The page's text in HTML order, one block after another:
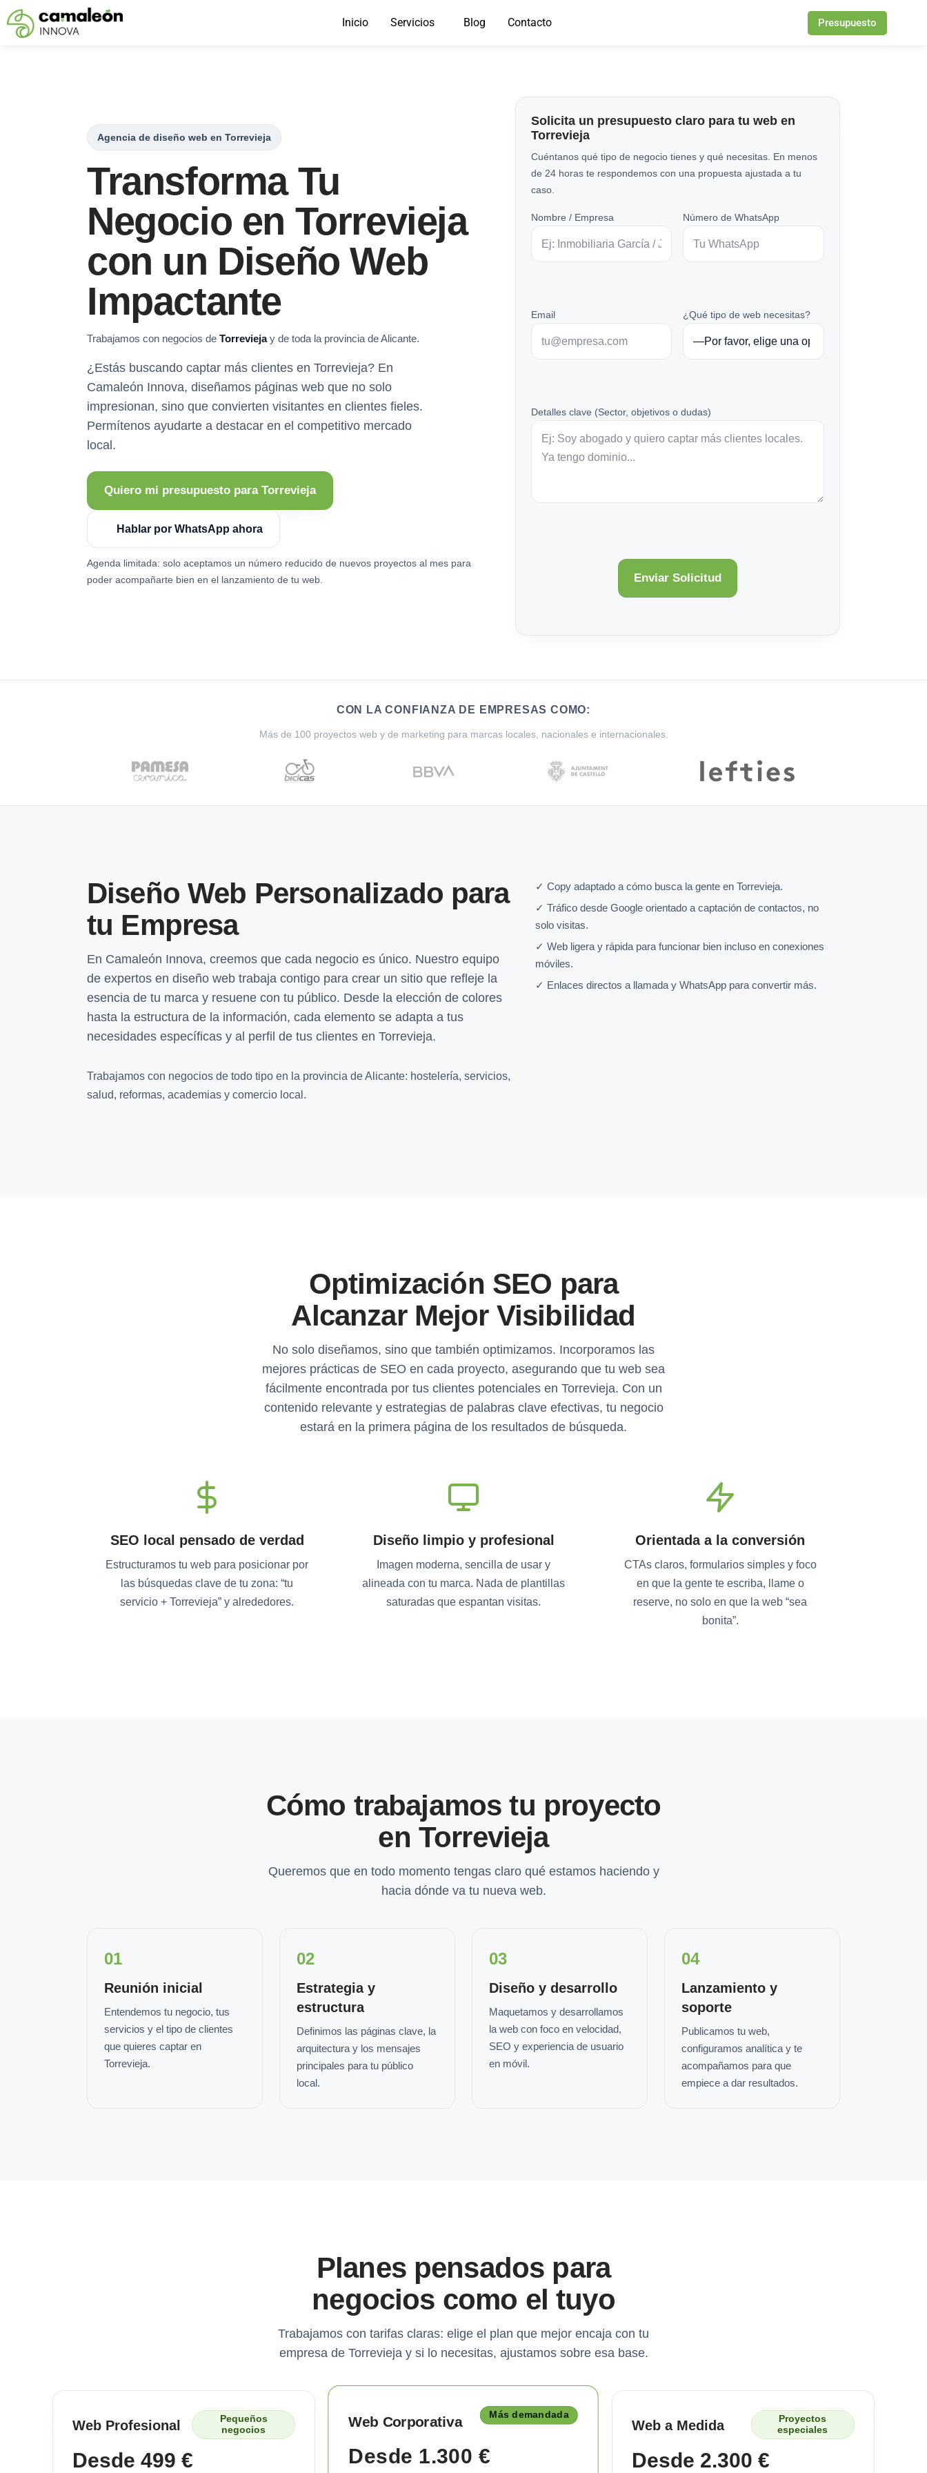
Saltar
Inicio Servicios Blog Contacto Presupuesto
Agencia de diseño web en Torrevieja
Transforma Tu
Negocio en Torrevieja
con un Diseño Web
Impactante
Trabajamos con negocios de Torreviejay de toda la provincia de Alicante.
¿Estás buscando captar más clientes en Torrevieja? En
Camaleón Innova, diseñamos páginas web que no solo
impresionan, sino que convierten visitantes en clientes fieles.
Permítenos ayudarte a destacar en el competitivo mercado
local.
Quiero mi presupuesto para Torrevieja
Hablar por WhatsApp ahora
Agenda limitada: solo aceptamos un número reducido de nuevos proyectos al mes para
poder acompañarte bien en el lanzamiento de tu web.
Solicita un presupuesto claro para tu web en
Torrevieja
Cuéntanos qué tipo de negocio tienes y qué necesitas. En menos
de 24 horas te respondemos con una propuesta ajustada a tu
caso.
Nombre / Empresa Número de WhatsApp
Email ¿Qué tipo de web necesitas?
Detalles clave (Sector, objetivos o dudas)
CON LA CONFIANZA DE EMPRESAS COMO:
Más de 100 proyectos web y de marketing para marcas locales, nacionales e internacionales.
Diseño Web Personalizado para
tu Empresa
En Camaleón Innova, creemos que cada negocio es único. Nuestro equipo
de expertos en diseño web trabaja contigo para crear un sitio que refleje la
esencia de tu marca y resuene con tu público. Desde la elección de colores
hasta la estructura de la información, cada elemento se adapta a tus
necesidades específicas y al perfil de tus clientes en Torrevieja.
Trabajamos con negocios de todo tipo en la provincia de Alicante: hostelería, servicios,
salud, reformas, academias y comercio local.
✓ Copy adaptado a cómo busca la gente en Torrevieja.
✓ Tráfico desde Google orientado a captación de contactos, no
solo visitas.
✓ Web ligera y rápida para funcionar bien incluso en conexiones
móviles.
✓ Enlaces directos a llamada y WhatsApp para convertir más.
Optimización SEO para
Alcanzar Mejor Visibilidad
No solo diseñamos, sino que también optimizamos. Incorporamos las
mejores prácticas de SEO en cada proyecto, asegurando que tu web sea
fácilmente encontrada por tus clientes potenciales en Torrevieja. Con un
contenido relevante y estrategias de palabras clave efectivas, tu negocio
estará en la primera página de los resultados de búsqueda.
SEO local pensado de verdad
Estructuramos tu web para posicionar por
las búsquedas clave de tu zona: “tu
servicio + Torrevieja” y alrededores.
Diseño limpio y profesional
Imagen moderna, sencilla de usar y
alineada con tu marca. Nada de plantillas
saturadas que espantan visitas.
Orientada a la conversión
CTAs claros, formularios simples y foco
en que la gente te escriba, llame o
reserve, no solo en que la web “sea
bonita”.
Cómo trabajamos tu proyecto
en Torrevieja
Queremos que en todo momento tengas claro qué estamos haciendo y
hacia dónde va tu nueva web.
01
Reunión inicial
Entendemos tu negocio, tus
servicios y el tipo de clientes
que quieres captar en
Torrevieja.
02
Estrategia y
estructura
Definimos las páginas clave, la
arquitectura y los mensajes
principales para tu público
local.
03
Diseño y desarrollo
Maquetamos y desarrollamos
la web con foco en velocidad,
SEO y experiencia de usuario
en móvil.
04
Lanzamiento y
soporte
Publicamos tu web,
configuramos analítica y te
acompañamos para que
empiece a dar resultados.
Planes pensados para
negocios como el tuyo
Trabajamos con tarifas claras: elige el plan que mejor encaja con tu
empresa de Torrevieja y si lo necesitas, ajustamos sobre esa base.
Web Profesional
Pequeños
negocios
Desde 499 €
Web Corporativa Más demandada
Desde 1.300 €
Web a Medida
Proyectos
especiales
Desde 2.300 €